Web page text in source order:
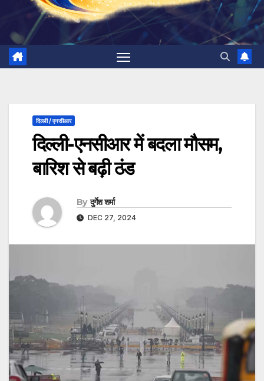
दिल्ली / एनसीआर
दिल्ली-एनसीआर में बदला मौसम,
बारिश से बढ़ी ठंड
By दुर्गेश शर्मा
DEC 27, 2024